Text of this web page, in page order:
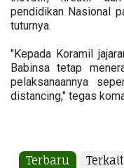
pendidikan Nasional
tuturnya.
"Kepada Koramil
Babinsa tetap
pelaksanaannya
distancing," tegas
Terbaru Terkait